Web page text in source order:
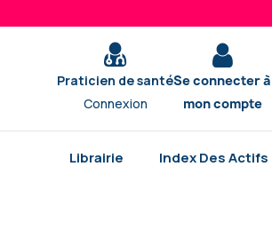
Praticien de santé
Connexion
Se connecter à
mon compte
Librairie Index Des Actifs